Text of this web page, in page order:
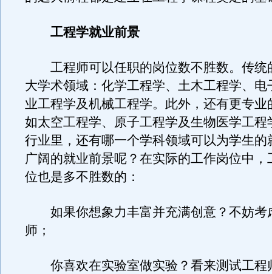
工程学就业前景
工程师可以任职的岗位数不胜数。传统
大学术领域：化学工程学、土木工程学、电
业工程学及机械工程学。此外，还有更专业
如太空工程学、原子工程学及生物医学工程
行业里，还有哪一个学科领域可以为学生的
广阔的就业前景呢？在实际的工作岗位中，
位也是多不胜数的：
如果你想象力丰富并充满创意？不妨考
师；
你喜欢在实验室做实验？看来测试工程